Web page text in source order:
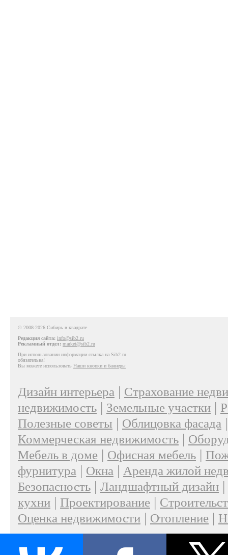
© 2008-2026 Сибирь в квадрате
Редакция сайта: info@sib2.ru
Рекламный отдел: market@sib2.ru
При использовании информации ссылка на Sib2.ru
обязательна!
Вы можете использовать Наши кнопки и баннеры
Дизайн интерьера | Страхование
недвижимость | Земельные участки |
Полезные советы | Облицовка фасада
Коммерческая недвижимость |
Мебель в доме | Офисная мебель |
фурнитура | Окна | Аренда жилой
Безопасность | Ландшафтный дизайн |
кухни | Проектирование |
Оценка недвижимости | Отопление |
О проекте|